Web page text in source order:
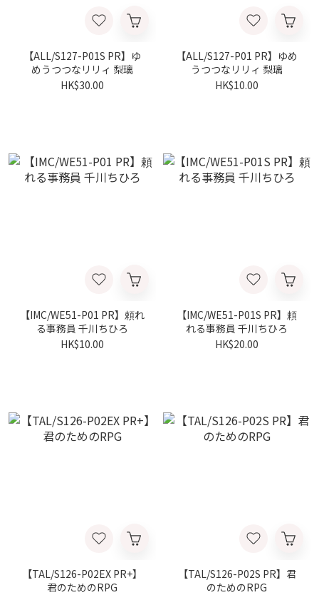
【ALL/S127-P01S PR】ゆ
めうつつなリリィ 梨璃
HK$30.00
【ALL/S127-P01 PR】ゆめ
うつつなリリィ 梨璃
HK$10.00
【IMC/WE51-P01 PR】頼れ
る事務員 千川ちひろ
HK$10.00
【IMC/WE51-P01S PR】頼
れる事務員 千川ちひろ
HK$20.00
【TAL/S126-P02EX PR+】
君のためのRPG
【TAL/S126-P02S PR】君
のためのRPG